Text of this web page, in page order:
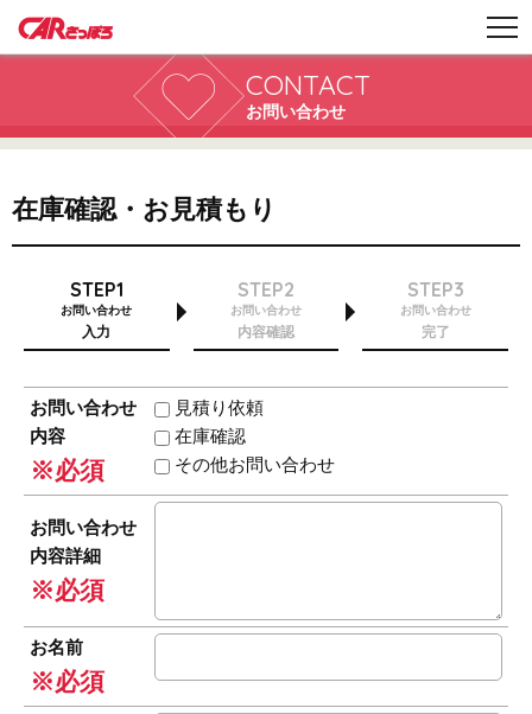
CONTACT
お問い合わせ
在庫確認・お見積もり
STEP1
お問い合わせ
入力
STEP2
お問い合わせ
内容確認
STEP3
お問い合わせ
完了
お問い合わせ
内容
※必須
見積り依頼
在庫確認
その他お問い合わせ
お問い合わせ
内容詳細
※必須
お名前
※必須